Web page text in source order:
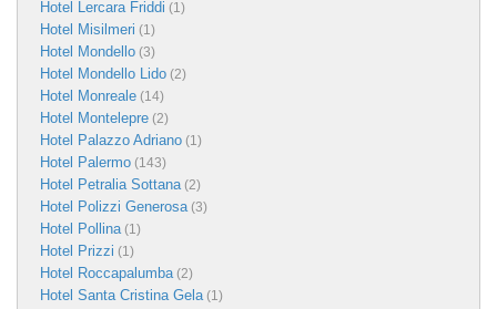
Hotel Lercara Friddi (1)
Hotel Misilmeri (1)
Hotel Mondello (3)
Hotel Mondello Lido (2)
Hotel Monreale (14)
Hotel Montelepre (2)
Hotel Palazzo Adriano (1)
Hotel Palermo (143)
Hotel Petralia Sottana(2)
Hotel Polizzi Generosa(3)
Hotel Pollina(1)
Hotel Prizzi (1)
Hotel Roccapalumba(2)
Hotel Santa Cristina Gela(1)